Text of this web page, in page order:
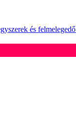
és